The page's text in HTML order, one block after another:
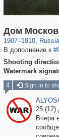
Дом
1907–1910, Russia
319,861
В дополнение к
Shooting
Watermark
4 Sign in to
25 (12)
Вчера